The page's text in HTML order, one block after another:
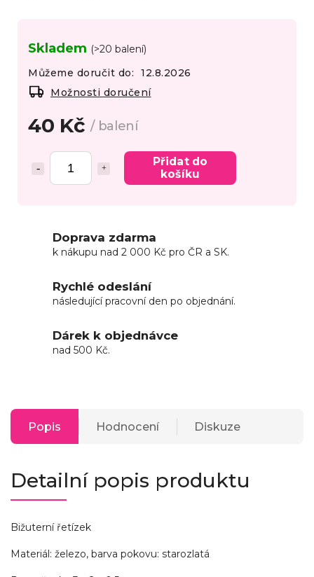
40 Kč/ balení
Přidat do
košíku
Skladem (>20 balení)
Můžeme doručit do:
12.8.2026
Možnosti doručení
Doprava zdarma
k nákupu nad 2 000 Kč pro ČR a SK.
Rychlé odeslání
následující pracovní den po objednání.
Dárek k objednávce
nad 500 Kč.
Popis Hodnocení Diskuze
Detailní popis produktu
Bižuterní řetízek
Materiál: železo, barva pokovu: starozlatá